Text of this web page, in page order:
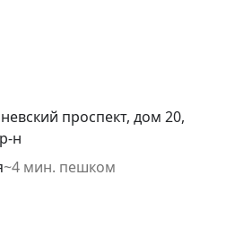
проспект, дом 20,
н
~4 мин. пешком